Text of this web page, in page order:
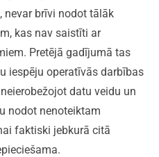
nevar brīvi nodot tālāk
kas nav saistīti ar
Pretējā gadījumā tas
iespēju operatīvās darbības
datu veidu un
nodot nenoteiktam
faktiski jebkurā citā